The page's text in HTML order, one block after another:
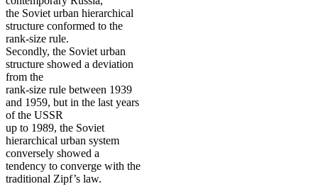
the Soviet urban hierarchical
structure conformed to the
rank-size rule.
Secondly, the Soviet urban
structure showed a deviation
from the
rank-size rule between 1939
and 1959, but in the last years
of the USSR
up to 1989, the Soviet
hierarchical urban system
conversely showed a
tendency to converge with the
traditional Zipf’s law.